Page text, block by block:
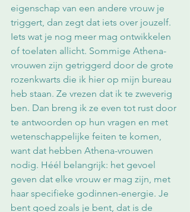
eigenschap van een andere vrouw je
triggert, dan zegt dat iets over jouzelf.
Iets wat je nog meer mag ontwikkelen
of toelaten allicht. Sommige Athena-
vrouwen zijn getriggerd door de grote
rozenkwarts die ik hier op mijn bureau
heb staan. Ze vrezen dat ik te zweverig
ben. Dan breng ik ze even tot rust door
te antwoorden op hun vragen en met
wetenschappelijke feiten te komen,
want dat hebben Athena-vrouwen
nodig. Héél belangrijk: het gevoel
geven dat elke vrouw er mag zijn, met
haar specifieke godinnen-energie. Je
bent goed zoals je bent, dat is de